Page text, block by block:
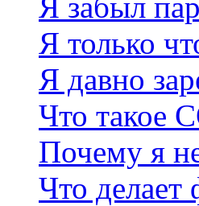
Я только
Я давно
Что такое
Почему я
Что делает